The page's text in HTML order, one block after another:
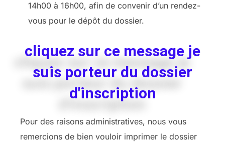
14h00 à 16h00, afin de convenir d’un rendez-
vous pour le dépôt du dossier.
cliquez sur ce message je
suis porteur du dossier
d'inscription
Pour des raisons administratives, nous vous
remercions de bien vouloir imprimer le dossier